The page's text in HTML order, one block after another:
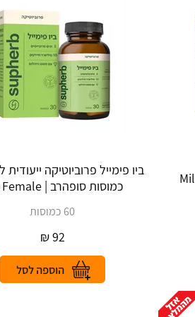
כמוסות סופהרב | Bio Female
60 כמוסות
92
₪